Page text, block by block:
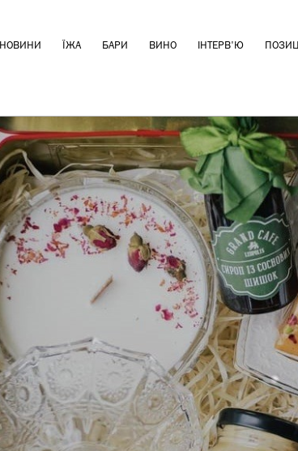
НОВИНИ ЇЖА БАРИ ВИНО ІНТЕРВ'Ю